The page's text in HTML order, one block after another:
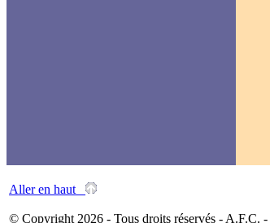
Aller en haut
© Copyright 2026 - Tous droits réservés - A.F.C. -